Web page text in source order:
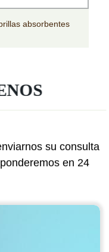
absorbentes
su consulta
en 24